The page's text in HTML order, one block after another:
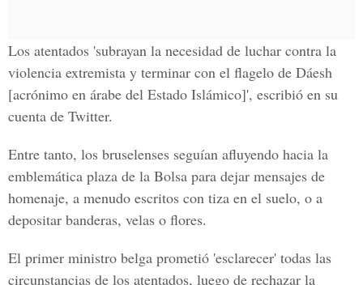
Los atentados 'subrayan la necesidad de luchar contra la
violencia extremista y terminar con el flagelo de Dáesh
[acrónimo en árabe del Estado Islámico]', escribió en su
cuenta de Twitter.
Entre tanto, los bruselenses seguían afluyendo hacia la
emblemática plaza de la Bolsa para dejar mensajes de
homenaje, a menudo escritos con tiza en el suelo, o a
depositar banderas, velas o flores.
El primer ministro belga prometió 'esclarecer' todas las
circunstancias de los atentados, luego de rechazar la